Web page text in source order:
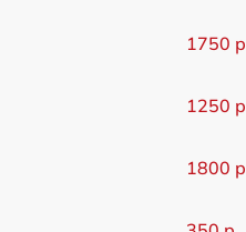
1750 р
1250 р
1800 р